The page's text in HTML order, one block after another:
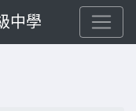
中學